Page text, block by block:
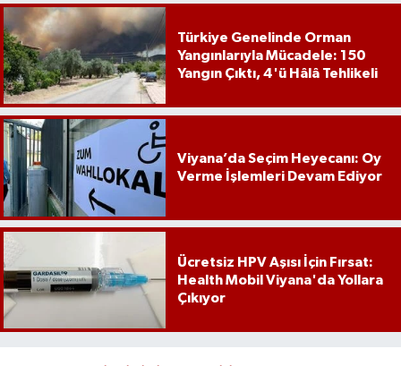
Türkiye Genelinde Orman
Yangınlarıyla Mücadele: 150
Yangın Çıktı, 4'ü Hâlâ Tehlikeli
Viyana’da Seçim Heyecanı: Oy
Verme İşlemleri Devam Ediyor
Ücretsiz HPV Aşısı İçin Fırsat:
Health Mobil Viyana'da Yollara
Çıkıyor